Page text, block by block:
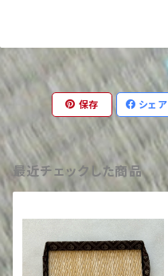
保存 シェア
最近チェックした商品